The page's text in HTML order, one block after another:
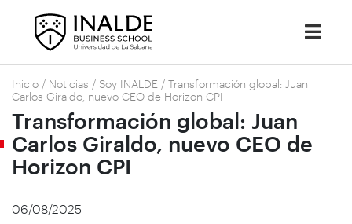
Inicio / Noticias / Soy INALDE / Transformación global: Juan
Carlos Giraldo, nuevo CEO de Horizon CPI
Transformación global: Juan
Carlos Giraldo, nuevo CEO de
Horizon CPI
06/08/2025